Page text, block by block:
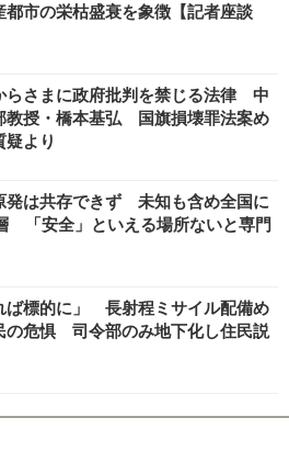
市の栄枯盛衰を象徴【記者座談
らさまに政府批判を禁じる法律 中
教授・橋本基弘 国旗損壊罪法案め
疑より
発は共存できず 未知も含め全国に
「安全」といえる場所ないと専門
ば標的に」 長射程ミサイル配備め
の危惧 司令部のみ地下化し住民説